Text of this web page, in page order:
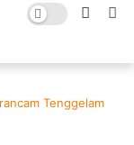
Tenggelam